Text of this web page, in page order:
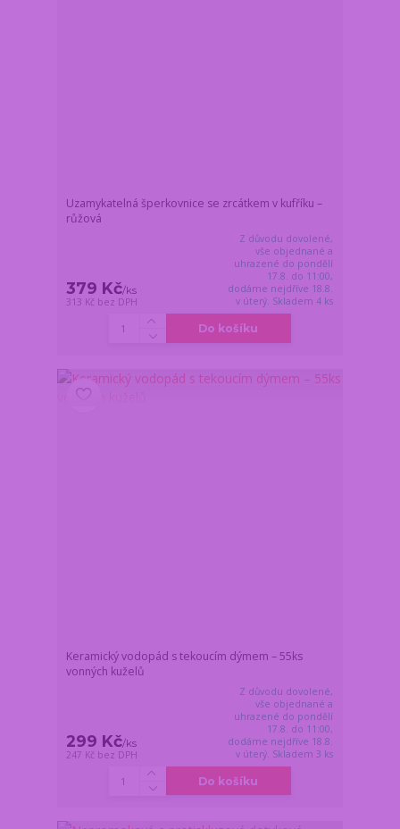
Uzamykatelná šperkovnice se zrcátkem v kufříku –
růžová
379 Kč/ks
313 Kč bez DPH
Z důvodu dovolené,
vše objednané a
uhrazené do pondělí
17.8. do 11:00,
dodáme nejdříve 18.8.
v úterý. Skladem 4 ks
Do košíku
Keramický vodopád s tekoucím dýmem – 55ks
vonných kuželů
299 Kč/ks
247 Kč bez DPH
Z důvodu dovolené,
vše objednané a
uhrazené do pondělí
17.8. do 11:00,
dodáme nejdříve 18.8.
v úterý. Skladem 3 ks
Do košíku